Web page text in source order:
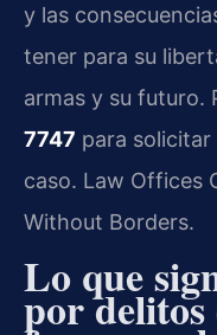
y las
tener para su
armas y su futuro.
7747 para
caso. Law Offices
Without Borders.
Lo que
por delitos